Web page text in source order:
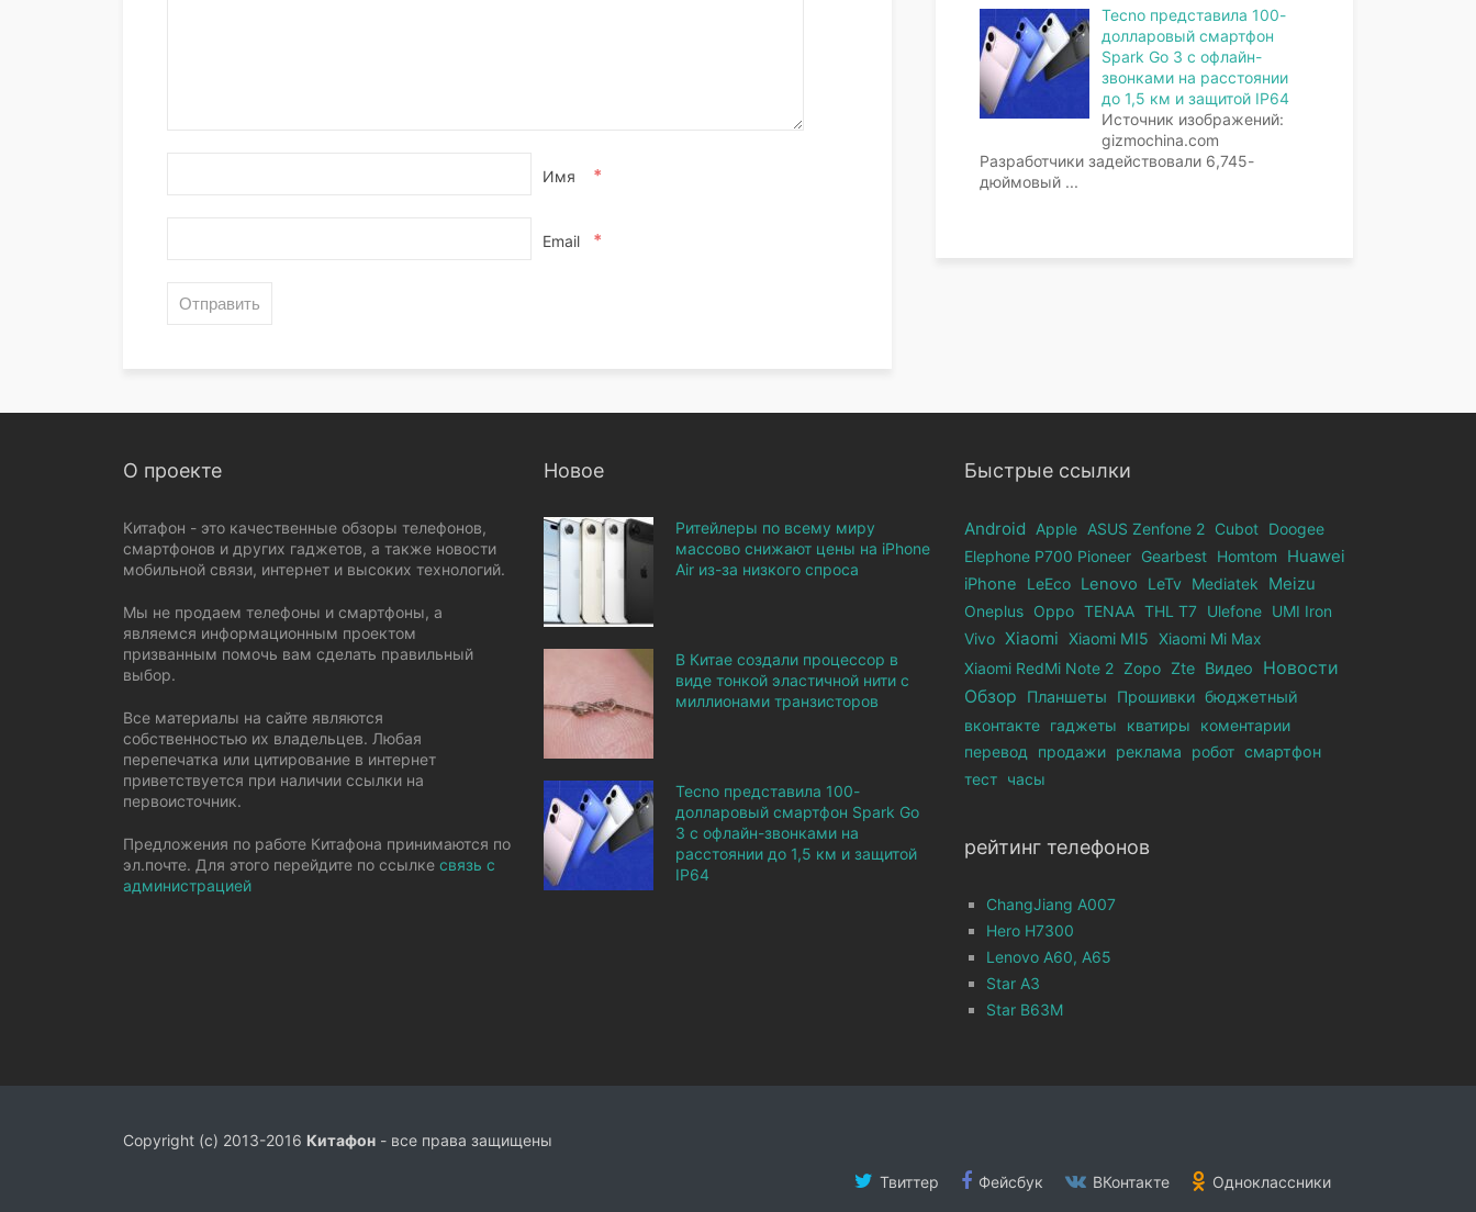
Имя *
Email *
Tecno представила 100-
долларовый смартфон
Spark Go 3 с офлайн-
звонками на расстоянии
до 1,5 км и защитой IP64
Источник изображений:
gizmochina.com
Разработчики задействовали 6,745-
дюймовый ...
О проекте
Китафон - это качественные обзоры телефонов,
смартфонов и других гаджетов, а также новости
мобильной связи, интернет и высоких технологий.
Мы не продаем телефоны и смартфоны, а
являемся информационным проектом
призванным помочь вам сделать правильный
выбор.
Все материалы на сайте являются
собственностью их владельцев. Любая
перепечатка или цитирование в интернет
приветствуется при наличии ссылки на
первоисточник.
Предложения по работе Китафона принимаются по
эл.почте. Для этого перейдите по ссылке связь с
администрацией
Новое
Ритейлеры по всему миру
массово снижают цены на iPhone
Air из-за низкого спроса
В Китае создали процессор в
виде тонкой эластичной нити с
миллионами транзисторов
Tecno представила 100-
долларовый смартфон Spark Go
3 с офлайн-звонками на
расстоянии до 1,5 км и защитой
IP64
Быстрые ссылки
Android Apple ASUS Zenfone 2 Cubot Doogee
Elephone Р700 Pioneer Gearbest Homtom
Huawei
iPhone
LeEco Lenovo LeTv Mediatek Meizu
Oneplus Oppo TENAA THL T7 Ulefone UMI Iron
Vivo Xiaomi Xiaomi MI5 Xiaomi Mi Max
Xiaomi RedMi Note 2 Zopo Zte Видео Новости
Обзор Планшеты Прошивки бюджетный
вконтакте гаджеты кватиры
коментарии
перевод
продажи реклама робот смартфон
тест часы
рейтинг телефонов
ChangJiang A007
Hero H7300
Lenovo A60, A65
Star A3
Star B63M
Copyright (c) 2013-2016 Китафон - все права защищены
Твиттер Фейсбук ВКонтакте Одноклассники